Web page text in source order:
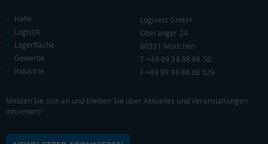
KAUFKRAFT - EURO PRO KOPF
0 €
Landkreis / Kreisfreie Stadt
Deutschland
Halle
Logistik
Lagerfläche
Gewerbe
Industrie
Logivest GmbH
Oberanger 24
80331 München
T +49 89 38 88 88 50
F +49 89 38 88 88 529
Melden Sie sich an und bleiben Sie über Aktuelles und Veranstaltungen
informiert!